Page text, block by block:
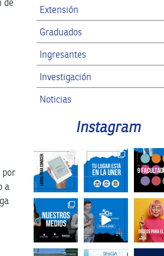
de
por
a
Extensión
Graduados
Ingresantes
Investigación
Noticias
Instagram